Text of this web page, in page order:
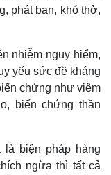
phát ban, khó thở,
nhiễm nguy hiểm,
yếu sức đề kháng
chứng như viêm
biến chứng thần
là biện pháp hàng
ngừa thì tất cả